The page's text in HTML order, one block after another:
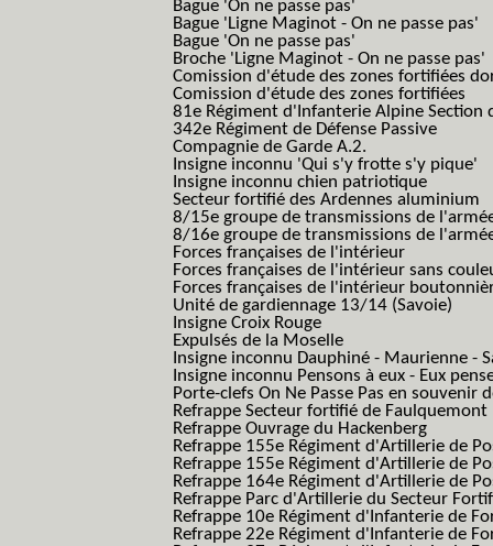
Bague 'On ne passe pas'
Bague 'Ligne Maginot - On ne passe pas'
Bague 'On ne passe pas'
Broche 'Ligne Maginot - On ne passe pas'
Comission d'étude des zones fortifiées
Comission d'étude des zones fortifiées
81e Régiment d'Infanterie Alpine Section
342e Régiment de Défense Passive
Compagnie de Garde A.2.
Insigne inconnu 'Qui s'y frotte s'y pique'
Insigne inconnu chien patriotique
Secteur fortifié des Ardennes aluminium
8/15e groupe de transmissions de
8/16e groupe de transmissions de
Forces françaises de l'intérieur
Forces françaises de l'intérieur sans
Forces françaises de l'intérieur
Unité de gardiennage 13/14 (Savoie)
Insigne Croix Rouge
Expulsés de la Moselle
Insigne inconnu Dauphiné - Maurienne -
Insigne inconnu Pensons à eux - Eux
Porte-clefs On Ne Passe Pas en souvenir
Refrappe Secteur fortifié de Faulquemont
Refrappe Ouvrage du Hackenberg
Refrappe 155e Régiment d'Artillerie de
Refrappe 155e Régiment d'Artillerie de
Refrappe 164e Régiment d'Artillerie de
Refrappe Parc d'Artillerie du Secteur
Refrappe 10e Régiment d'Infanterie de
Refrappe 22e Régiment d'Infanterie de